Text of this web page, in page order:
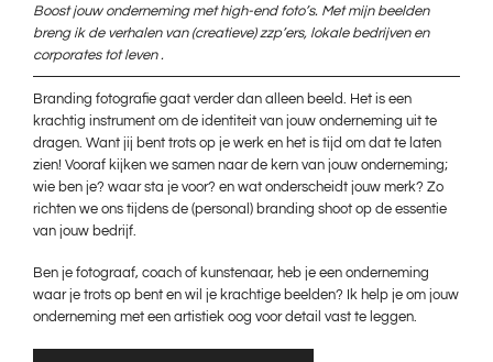
Boost jouw onderneming met high-end foto’s. Met mijn beelden
breng ik de verhalen van (creatieve) zzp’ers, lokale bedrijven en
corporates tot leven .
Branding fotografie gaat verder dan alleen beeld. Het is een
krachtig instrument om de identiteit van jouw onderneming uit te
dragen. Want jij bent trots op je werk en het is tijd om dat te laten
zien! Vooraf kijken we samen naar de kern van jouw onderneming;
wie ben je? waar sta je voor? en wat onderscheidt jouw merk? Zo
richten we ons tijdens de (personal) branding shoot op de essentie
van jouw bedrijf.
Ben je fotograaf, coach of kunstenaar, heb je een onderneming
waar je trots op bent en wil je krachtige beelden? Ik help je om jouw
onderneming met een artistiek oog voor detail vast te leggen.